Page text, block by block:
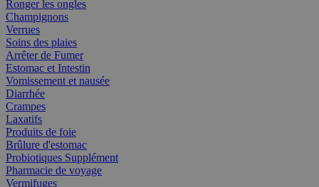
Ronger les ongles
Champignons
Verrues
Soins des plaies
Arrêter de Fumer
Estomac et Intestin
Vomissement et nausée
Diarrhée
Crampes
Laxatifs
Produits de foie
Brûlure d'estomac
Probiotiques Supplément
Pharmacie de voyage
Vermifuges